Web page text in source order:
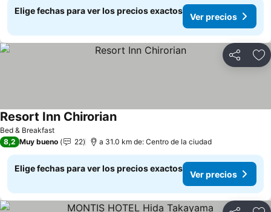
Elige fechas para ver los precios exactos
Ver precios
Compartir
Bed & Breakfast
Resort Inn ChirorianVer precios
8,2 Muy bueno 22 a 31.0 km de: Centro de la ciudad
Elige fechas para ver los precios exactos
Ver precios